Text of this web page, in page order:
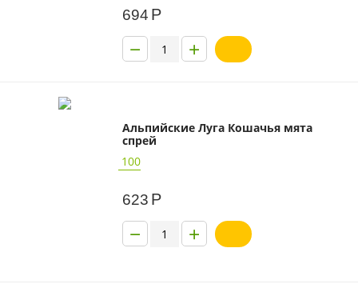
694 Р
+
−
Альпийские Луга Кошачья мята
спрей
100
623 Р
+
−